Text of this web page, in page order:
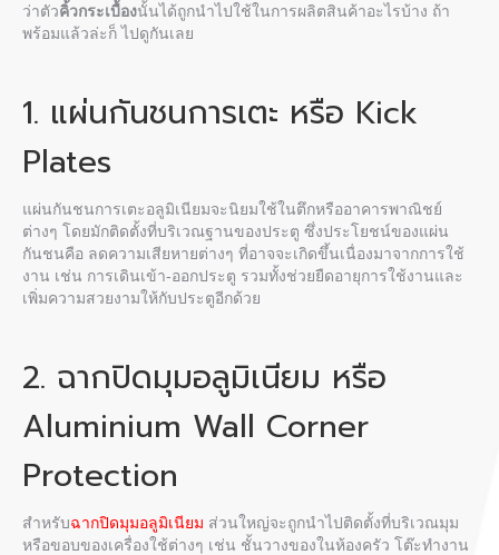
ว่าตัวคิ้วกระเบื้องนั้นได้ถูกนำไปใช้ในการผลิตสินค้าอะไรบ้าง ถ้า
พร้อมแล้วล่ะก็ ไปดูกันเลย
1. แผ่นกันชนการเตะ หรือ Kick
Plates
แผ่นกันชนการเตะอลูมิเนียมจะนิยมใช้ในตึกหรืออาคารพาณิชย์
ต่างๆ โดยมักติดตั้งที่บริเวณฐานของประตู ซึ่งประโยชน์ของแผ่น
กันชนคือ ลดความเสียหายต่างๆ ที่อาจจะเกิดขึ้นเนื่องมาจากการใช้
งาน เช่น การเดินเข้า-ออกประตู รวมทั้งช่วยยืดอายุการใช้งานและ
เพิ่มความสวยงามให้กับประตูอีกด้วย
2. ฉากปิดมุมอลูมิเนียม หรือ
Aluminium Wall Corner
Protection
สำหรับฉากปิดมุมอลูมิเนียม ส่วนใหญ่จะถูกนำไปติดตั้งที่บริเวณมุม
หรือขอบของเครื่องใช้ต่างๆ เช่น ชั้นวางของในห้องครัว โต๊ะทำงาน